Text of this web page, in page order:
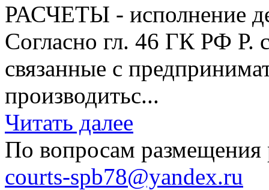
РАСЧЕТЫ - исполнение
Согласно гл. 46 ГК РФ Р.
связанные с
производитьс...
Читать далее
По вопросам размещения
courts-spb78@yandex.ru